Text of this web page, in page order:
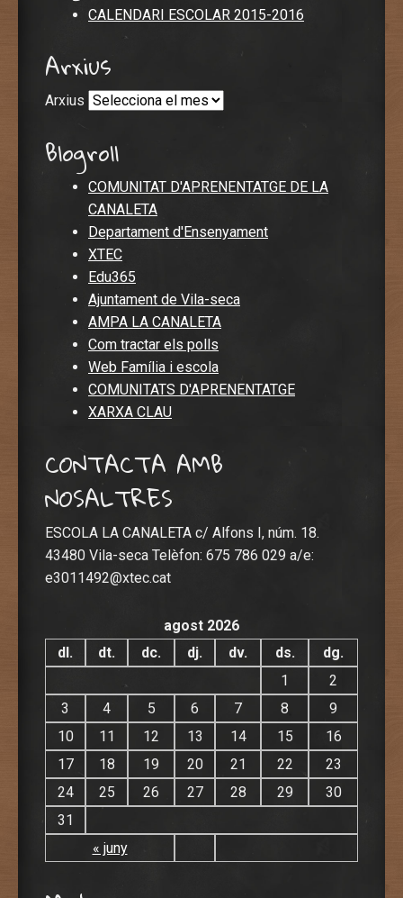
CALENDARI ESCOLAR 2015-2016
Arxius
Arxius
Blogroll
COMUNITAT D'APRENENTATGE DE LA
CANALETA
Departament d'Ensenyament
XTEC
Edu365
Ajuntament de Vila-seca
AMPA LA CANALETA
Com tractar els polls
Web Família i escola
COMUNITATS D'APRENENTATGE
XARXA CLAU
CONTACTA AMB
NOSALTRES
ESCOLA LA CANALETA c/ Alfons I, núm. 18.
43480 Vila-seca Telèfon: 675 786 029 a/e:
e3011492@xtec.cat
agost 2026
dl.
dt. dc. dj. dv. ds. dg.
« juny
1
2
3
4 5 6 7 8
9
10
11 12 13 14 15
16
17
18 19 20 21 22
23
24
25 26 27 28 29
30
31